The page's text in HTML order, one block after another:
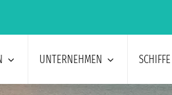
UNTERNEHMEN SCHIFFE